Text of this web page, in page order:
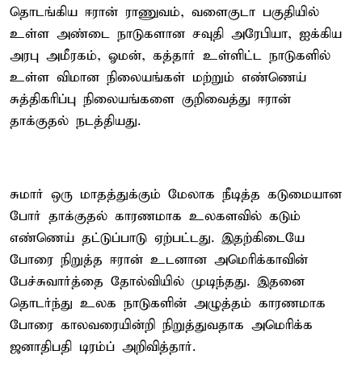
தொடங்கிய ஈரான் ராணுவம், வளைகுடா பகுதியில்
உள்ள அண்டை நாடுகளான சவுதி அரேபியா, ஐக்கிய
அரபு அமீரகம், ஓமன், கத்தார் உள்ளிட்ட நாடுகளில்
உள்ள விமான நிலையங்கள் மற்றும் எண்ணெய்
சுத்திகரிப்பு நிலையங்களை குறிவைத்து ஈரான்
தாக்குதல் நடத்தியது.
சுமார் ஒரு மாதத்துக்கும் மேலாக நீடித்த கடுமையான
போர் தாக்குதல் காரணமாக உலகளவில் கடும்
எண்ணெய் தட்டுப்பாடு ஏற்பட்டது. இதற்கிடையே
போரை நிறுத்த ஈரான் உடனான அமெரிக்காவின்
பேச்சுவார்த்தை தோல்வியில் முடிந்தது. இதனை
தொடர்ந்து உலக நாடுகளின் அழுத்தம் காரணமாக
போரை காலவரையின்றி நிறுத்துவதாக அமெரிக்க
ஜனாதிபதி டிரம்ப் அறிவித்தார்.